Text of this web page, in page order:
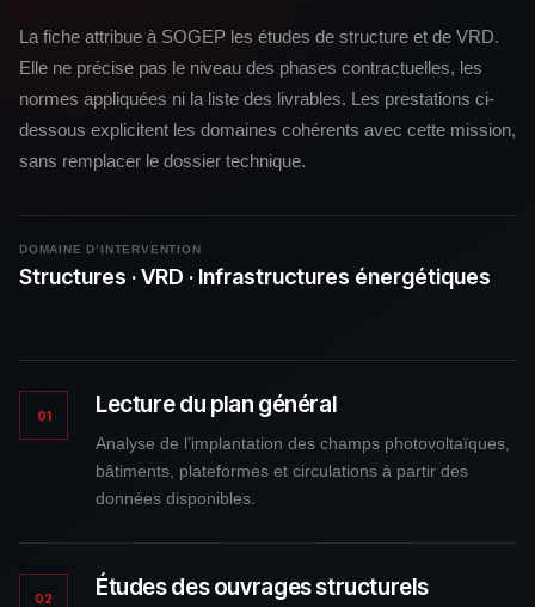
La fiche attribue à SOGEP les études de structure et de VRD.
Elle ne précise pas le niveau des phases contractuelles, les
normes appliquées ni la liste des livrables. Les prestations ci-
dessous explicitent les domaines cohérents avec cette mission,
sans remplacer le dossier technique.
DOMAINE D’INTERVENTION
Structures · VRD · Infrastructures énergétiques
01 Lecture du plan général
Analyse de l’implantation des champs photovoltaïques,
bâtiments, plateformes et circulations à partir des
données disponibles.
02 Études des ouvrages structurels